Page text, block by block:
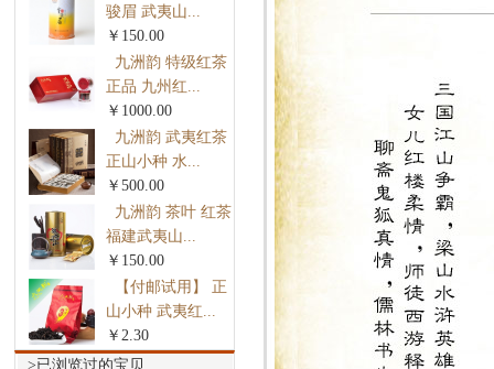
骏眉 武夷山...
￥150.00
九洲韵 特级红茶
正品 九州红...
￥1000.00
九洲韵 武夷红茶
正山小种 水...
￥500.00
九洲韵 茶叶 红茶
福建武夷山...
￥150.00
【付邮试用】 正
山小种 武夷红...
￥2.30
>已浏览过的宝贝